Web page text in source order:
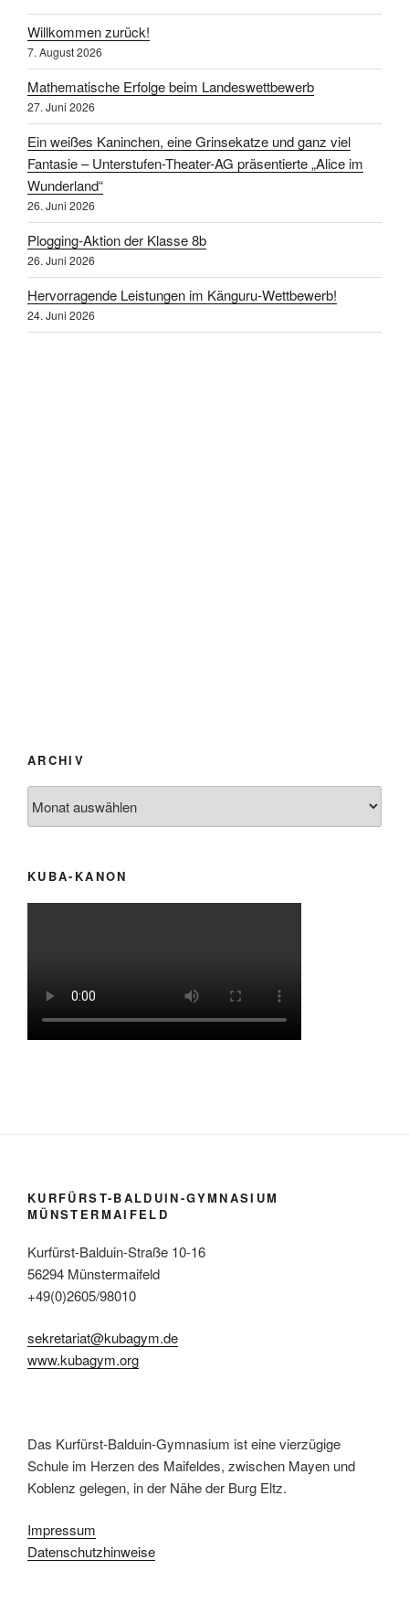
Willkommen zurück!
7. August 2026
Mathematische Erfolge beim Landeswettbewerb
27. Juni 2026
Ein weißes Kaninchen, eine Grinsekatze und ganz viel
Fantasie – Unterstufen-Theater-AG präsentierte „Alice im
Wunderland“
26. Juni 2026
Plogging-Aktion der Klasse 8b
26. Juni 2026
Hervorragende Leistungen im Känguru-Wettbewerb!
24. Juni 2026
ARCHIV
KUBA-KANON
KURFÜRST-BALDUIN-GYMNASIUM
MÜNSTERMAIFELD
Kurfürst-Balduin-Straße 10-16
56294 Münstermaifeld
+49(0)2605/98010
sekretariat@kubagym.de
www.kubagym.org
Das Kurfürst-Balduin-Gymnasium ist eine vierzügige
Schule im Herzen des Maifeldes, zwischen Mayen und
Koblenz gelegen, in der Nähe der Burg Eltz.
Impressum
Datenschutzhinweise